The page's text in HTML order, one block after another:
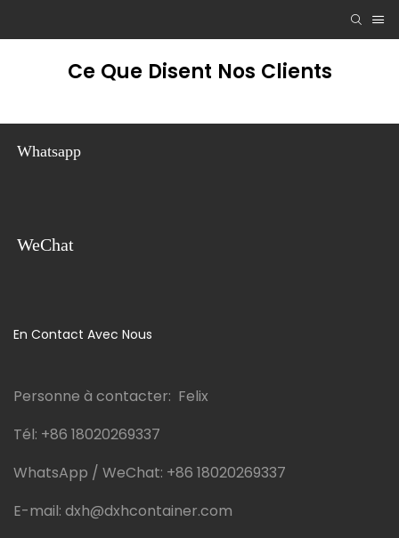
Ce Que Disent Nos Clients
Whatsapp
WeChat
En Contact Avec Nous
Personne à contacter: Felix
Tél: +86 18020269337
WhatsApp / WeChat: +86 18020269337
E-mail: dxh@dxhcontainer.com